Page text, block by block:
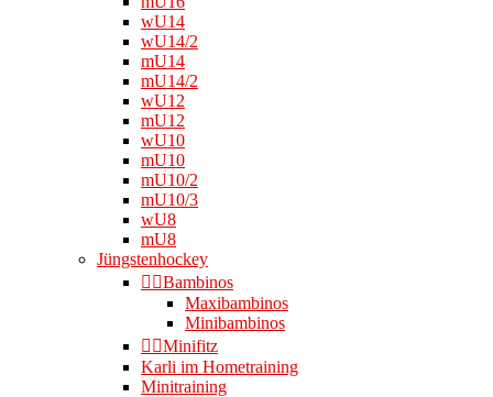
wU14
wU14/2
mU14
mU14/2
wU12
mU12
wU10
mU10
mU10/2
mU10/3
wU8
mU8
Jüngstenhockey
👉🏻Bambinos
Maxibambinos
Minibambinos
👉🏻Minifitz
Karli im Hometraining
Minitraining